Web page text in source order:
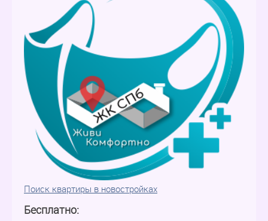
Поиск квартиры в новостройках
Бесплатно: